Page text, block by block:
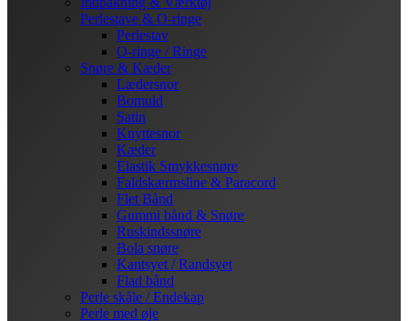
Perlestave & O-ringe
Perlestav
O-ringe / Ringe
Snøre & Kæder
Lædersnor
Bomuld
Satin
Knyttesnor
Kæder
Elastik Smykkesnøre
Faldskærmsline & Paracord
Flet Bånd
Gummi bånd & Snøre
Ruskindssnøre
Bola snøre
Kantsyet / Randsyet
Flad bånd
Perle skåle / Endekap
Perle med øje